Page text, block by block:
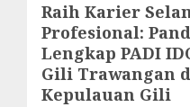
Next
post:
Raih Karier
Profesional:
Lengkap PADI
Gili Trawangan
Kepulauan Gili